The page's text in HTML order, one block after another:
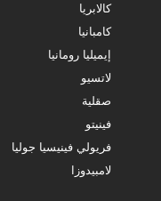
كالابريا
كامبانيا
إيميليا رومانيا
لاتسيو
صقلية
فينيتو
فريولي فينيسيا جوليا
لامبيدوزا